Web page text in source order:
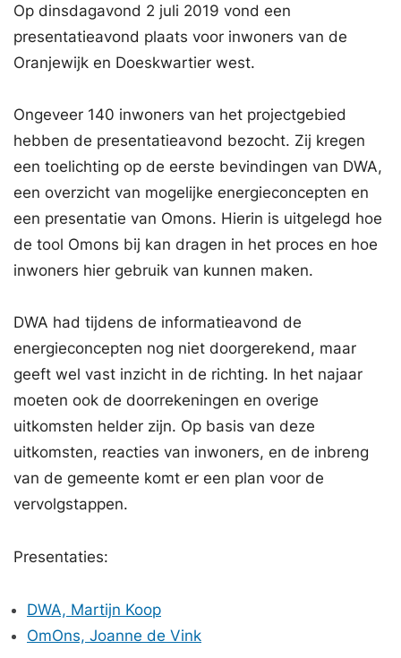
Op dinsdagavond 2 juli 2019 vond een
presentatieavond plaats voor inwoners van de
Oranjewijk en Doeskwartier west.
Ongeveer 140 inwoners van het projectgebied
hebben de presentatieavond bezocht. Zij kregen
een toelichting op de eerste bevindingen van DWA,
een overzicht van mogelijke energieconcepten en
een presentatie van Omons. Hierin is uitgelegd hoe
de tool Omons bij kan dragen in het proces en hoe
inwoners hier gebruik van kunnen maken.
DWA had tijdens de informatieavond de
energieconcepten nog niet doorgerekend, maar
geeft wel vast inzicht in de richting. In het najaar
moeten ook de doorrekeningen en overige
uitkomsten helder zijn. Op basis van deze
uitkomsten, reacties van inwoners, en de inbreng
van de gemeente komt er een plan voor de
vervolgstappen.
Presentaties:
DWA, Martijn Koop
OmOns, Joanne de Vink